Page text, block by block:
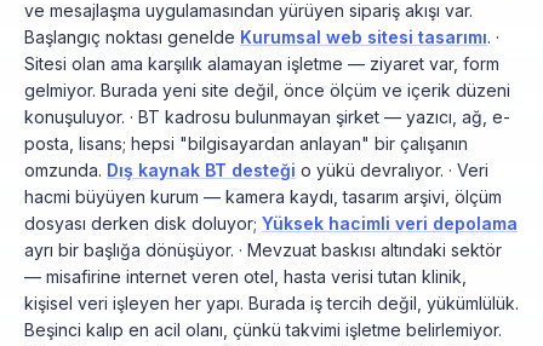
ve mesajlaşma uygulamasından yürüyen sipariş akışı var.
Başlangıç noktası genelde Kurumsal web sitesi tasarımı. ·
Sitesi olan ama karşılık alamayan işletme — ziyaret var, form
gelmiyor. Burada yeni site değil, önce ölçüm ve içerik düzeni
konuşuluyor. · BT kadrosu bulunmayan şirket — yazıcı, ağ, e-
posta, lisans; hepsi "bilgisayardan anlayan" bir çalışanın
omzunda. Dış kaynak BT desteği o yükü devralıyor. · Veri
hacmi büyüyen kurum — kamera kaydı, tasarım arşivi, ölçüm
dosyası derken disk doluyor; Yüksek hacimli veri depolama
ayrı bir başlığa dönüşüyor. · Mevzuat baskısı altındaki sektör
— misafirine internet veren otel, hasta verisi tutan klinik,
kişisel veri işleyen her yapı. Burada iş tercih değil, yükümlülük.
Beşinci kalıp en acil olanı, çünkü takvimi işletme belirlemiyor.